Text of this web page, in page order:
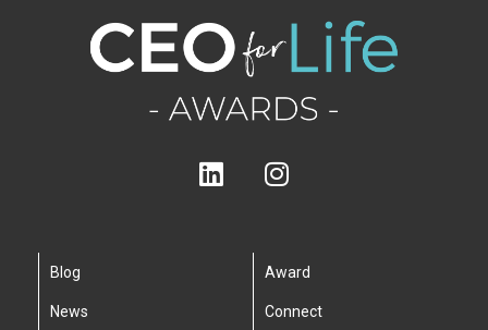
Blog
News
Award
Connect